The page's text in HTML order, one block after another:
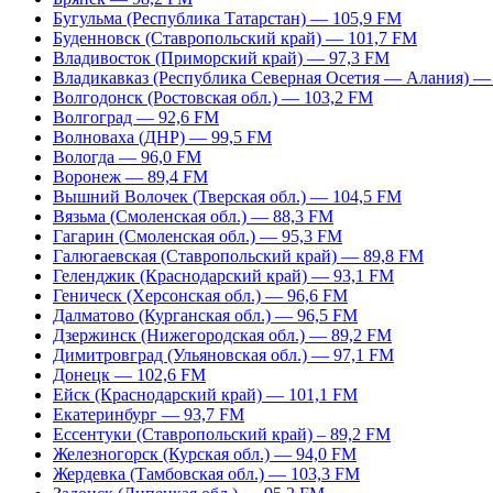
Бугульма (Республика Татарстан) — 105,9 FM
Буденновск (Ставропольский край) — 101,7 FM
Владивосток (Приморский край) — 97,3 FM
Владикавказ (Республика Северная Осетия — Алания)
Волгодонск (Ростовская обл.) — 103,2 FM
Волгоград — 92,6 FM
Волноваха (ДНР) — 99,5 FM
Вологда — 96,0 FM
Воронеж — 89,4 FM
Вышний Волочек (Тверская обл.) — 104,5 FM
Вязьма (Смоленская обл.) — 88,3 FM
Гагарин (Смоленская обл.) — 95,3 FM
Галюгаевская (Ставропольский край) — 89,8 FM
Геленджик (Краснодарский край) — 93,1 FM
Геническ (Херсонская обл.) — 96,6 FM
Далматово (Курганская обл.) — 96,5 FM
Дзержинск (Нижегородская обл.) — 89,2 FM
Димитровград (Ульяновская обл.) — 97,1 FM
Донецк — 102,6 FM
Ейск (Краснодарский край) — 101,1 FM
Екатеринбург — 93,7 FM
Ессентуки (Ставропольский край) – 89,2 FM
Железногорск (Курская обл.) — 94,0 FM
Жердевка (Тамбовская обл.) — 103,3 FM